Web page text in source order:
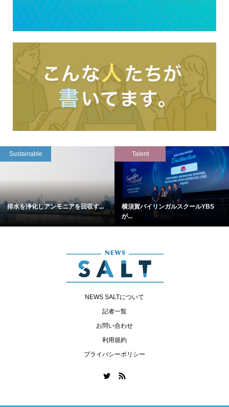
Sustainable
排水を浄化しアンモニアを回収す...
Talent
横須賀バイリンガルスクールYBS
が...
NEWS SALTについて
記者一覧
お問い合わせ
利用規約
プライバシーポリシー